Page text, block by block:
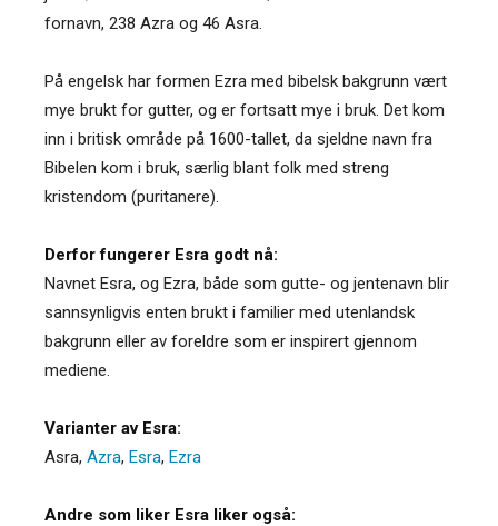
fornavn, 238 Azra og 46 Asra.
På engelsk har formen Ezra med bibelsk bakgrunn vært
mye brukt for gutter, og er fortsatt mye i bruk. Det kom
inn i britisk område på 1600-tallet, da sjeldne navn fra
Bibelen kom i bruk, særlig blant folk med streng
kristendom (puritanere).
Derfor fungerer Esra godt nå:
Navnet Esra, og Ezra, både som gutte- og jentenavn blir
sannsynligvis enten brukt i familier med utenlandsk
bakgrunn eller av foreldre som er inspirert gjennom
mediene.
Varianter av Esra:
Asra, Azra, Esra, Ezra
Andre som liker Esra liker også: